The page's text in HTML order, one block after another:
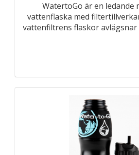
WatertoGo är en ledande
vattenflaska med
vattenfiltrens flaskor avlägsnar